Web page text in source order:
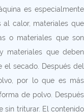
es especialmente
al calor, materiales que
o materiales que son
materiales que deben
el secado. Después del
por lo que es más
de polvo. Después
sin triturar. El contenido